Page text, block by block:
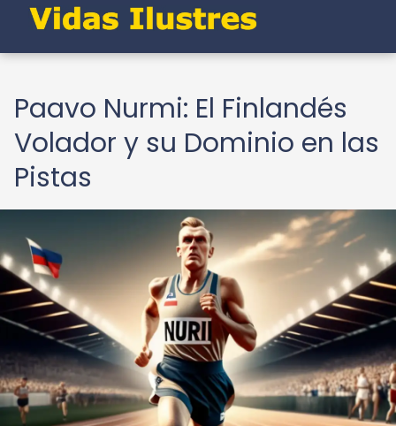
Paavo Nurmi: El Finlandés
Volador y su Dominio en las
Pistas